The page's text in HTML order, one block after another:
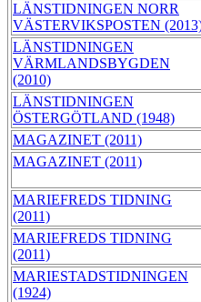
LÄNSTIDNINGEN NORR
VÄSTERVIKSPOSTEN
LÄNSTIDNINGEN
VÄRMLANDSBYGDEN
(2010)
LÄNSTIDNINGEN
ÖSTERGÖTLAND (1948)
MAGAZINET (2011)
MAGAZINET (2011)
MARIEFREDS TIDNING
(2011)
MARIEFREDS TIDNING
(2011)
MARIESTADSTIDNINGEN
(1924)